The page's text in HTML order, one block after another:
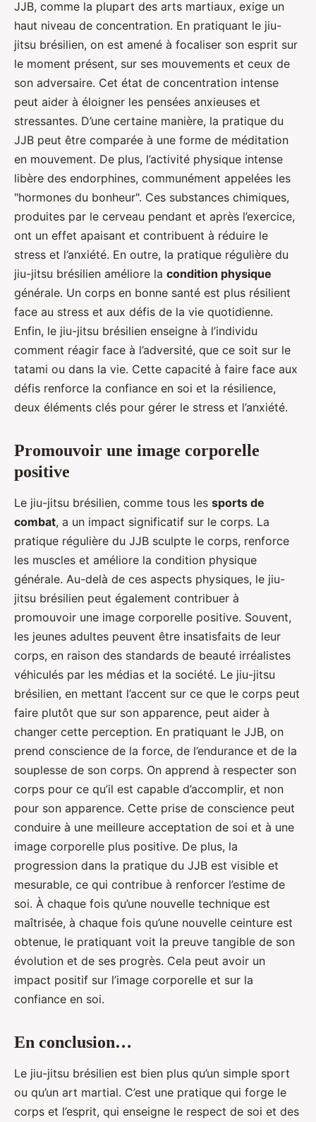
JJB, comme la plupart des arts martiaux, exige un
haut niveau de concentration. En pratiquant le jiu-
jitsu brésilien, on est amené à focaliser son esprit sur
le moment présent, sur ses mouvements et ceux de
son adversaire. Cet état de concentration intense
peut aider à éloigner les pensées anxieuses et
stressantes. D’une certaine manière, la pratique du
JJB peut être comparée à une forme de méditation
en mouvement. De plus, l’activité physique intense
libère des endorphines, communément appelées les
"hormones du bonheur". Ces substances chimiques,
produites par le cerveau pendant et après l’exercice,
ont un effet apaisant et contribuent à réduire le
stress et l’anxiété. En outre, la pratique régulière du
jiu-jitsu brésilien améliore la condition physique
générale. Un corps en bonne santé est plus résilient
face au stress et aux défis de la vie quotidienne.
Enfin, le jiu-jitsu brésilien enseigne à l’individu
comment réagir face à l’adversité, que ce soit sur le
tatami ou dans la vie. Cette capacité à faire face aux
défis renforce la confiance en soi et la résilience,
deux éléments clés pour gérer le stress et l’anxiété.
Promouvoir une image corporelle
positive
Le jiu-jitsu brésilien, comme tous les sports de
combat, a un impact significatif sur le corps. La
pratique régulière du JJB sculpte le corps, renforce
les muscles et améliore la condition physique
générale. Au-delà de ces aspects physiques, le jiu-
jitsu brésilien peut également contribuer à
promouvoir une image corporelle positive. Souvent,
les jeunes adultes peuvent être insatisfaits de leur
corps, en raison des standards de beauté irréalistes
véhiculés par les médias et la société. Le jiu-jitsu
brésilien, en mettant l’accent sur ce que le corps peut
faire plutôt que sur son apparence, peut aider à
changer cette perception. En pratiquant le JJB, on
prend conscience de la force, de l’endurance et de la
souplesse de son corps. On apprend à respecter son
corps pour ce qu’il est capable d’accomplir, et non
pour son apparence. Cette prise de conscience peut
conduire à une meilleure acceptation de soi et à une
image corporelle plus positive. De plus, la
progression dans la pratique du JJB est visible et
mesurable, ce qui contribue à renforcer l’estime de
soi. À chaque fois qu’une nouvelle technique est
maîtrisée, à chaque fois qu’une nouvelle ceinture est
obtenue, le pratiquant voit la preuve tangible de son
évolution et de ses progrès. Cela peut avoir un
impact positif sur l’image corporelle et sur la
confiance en soi.
En conclusion…
Le jiu-jitsu brésilien est bien plus qu’un simple sport
ou qu’un art martial. C’est une pratique qui forge le
corps et l’esprit, qui enseigne le respect de soi et des